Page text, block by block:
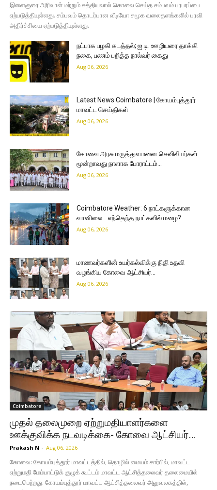
இளைஞரை அரிவாள் மற்றும் சுத்தியலால் கொலை செய்த சம்பவம் பரபரப்பை
ஏற்படுத்தியுள்ளது. சம்பவம் தொடர்பான வீடியோ சமூக வலைதளங்களில் பரவி
அதிர்ச்சியை ஏற்படுத்தியுள்ளது.
நட்பாக பழகி கடத்தல்; ஐ.டி. ஊழியரை தாக்கி
நகை, பணம் பறித்த நால்வர் கைது
Aug 06, 2026
Latest News Coimbatore | கோயம்புத்தூர்
மாவட்ட செய்திகள்
Aug 06, 2026
கோவை அரசு மருத்துவமனை செவிலியர்கள்
மூன்றாவது நாளாக போராட்டம்…
Aug 06, 2026
Coimbatore Weather: 6 நாட்களுக்கான
வானிலை… எந்தெந்த நாட்களில் மழை?
Aug 06, 2026
மாணவர்களின் உயர்கல்விக்கு நிதி உதவி
வழங்கிய கோவை ஆட்சியர்…
Aug 06, 2026
Coimbatore
முதல் தலைமுறை ஏற்றுமதியாளர்களை
ஊக்குவிக்க நடவடிக்கை- கோவை ஆட்சியர்…
Prakash N - Aug 06, 2026
கோவை: கோயம்புத்தூர் மாவட்டத்தில், தொழில் மையம் சார்பில், மாவட்ட
ஏற்றுமதி மேம்பாட்டுக் குழுக் கூட்டம் மாவட்ட ஆட்சித்தலைவர் தலைமையில்
நடைபெற்றது. கோயம்புத்தூர் மாவட்ட ஆட்சித்தலைவர் அலுவலகத்தில்,